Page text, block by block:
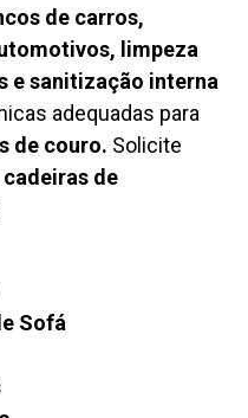
de carros,
limpeza
e sanitização interna
adequadas para
de couro. Solicite
de
Sofá